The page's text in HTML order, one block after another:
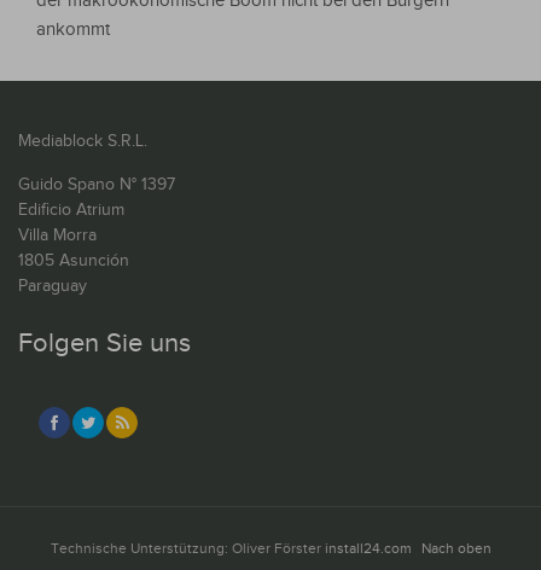
ankommt
Mediablock S.R.L.
Guido Spano N° 1397
Edificio Atrium
Villa Morra
1805 Asunción
Paraguay
Folgen Sie uns
Technische Unterstützung: Oliver Förster install24.com Nach oben